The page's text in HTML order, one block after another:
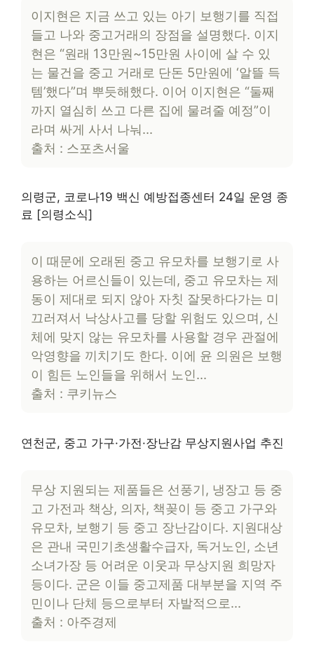
이지현은 지금 쓰고 있는 아기 보행기를 직접
들고 나와 중고거래의 장점을 설명했다. 이지
현은 “원래 13만원~15만원 사이에 살 수 있
는 물건을 중고 거래로 단돈 5만원에 ‘알뜰 득
템’했다”며 뿌듯해했다. 이어 이지현은 “둘째
까지 열심히 쓰고 다른 집에 물려줄 예정”이
라며 싸게 사서 나눠…
출처 : 스포츠서울
의령군, 코로나19 백신 예방접종센터 24일 운영 종
료 [의령소식]
이 때문에 오래된 중고 유모차를 보행기로 사
용하는 어르신들이 있는데, 중고 유모차는 제
동이 제대로 되지 않아 자칫 잘못하다가는 미
끄러져서 낙상사고를 당할 위험도 있으며, 신
체에 맞지 않는 유모차를 사용할 경우 관절에
악영향을 끼치기도 한다. 이에 윤 의원은 보행
이 힘든 노인들을 위해서 노인…
출처 : 쿠키뉴스
연천군, 중고 가구·가전·장난감 무상지원사업 추진
무상 지원되는 제품들은 선풍기, 냉장고 등 중
고 가전과 책상, 의자, 책꽂이 등 중고 가구와
유모차, 보행기 등 중고 장난감이다. 지원대상
은 관내 국민기초생활수급자, 독거노인, 소년
소녀가장 등 어려운 이웃과 무상지원 희망자
등이다. 군은 이들 중고제품 대부분을 지역 주
민이나 단체 등으로부터 자발적으로…
출처 : 아주경제